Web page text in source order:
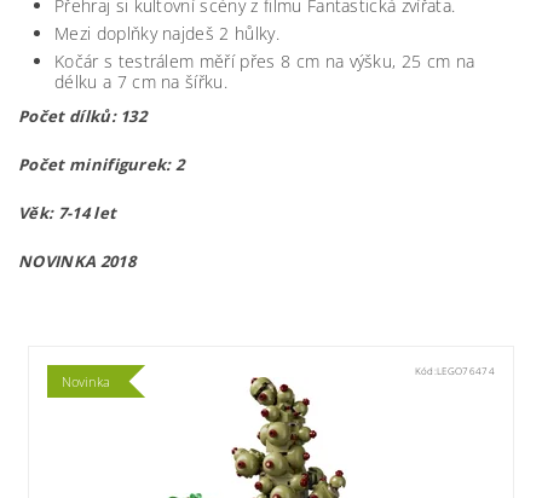
Přehraj si kultovní scény z filmu Fantastická zvířata.
Mezi doplňky najdeš 2 hůlky.
Kočár s testrálem měří přes 8 cm na výšku, 25 cm na
délku a 7 cm na šířku.
Počet dílků: 132
Počet minifigurek: 2
Věk: 7-14 let
NOVINKA 2018
Novinka
Kód:LEGO76474